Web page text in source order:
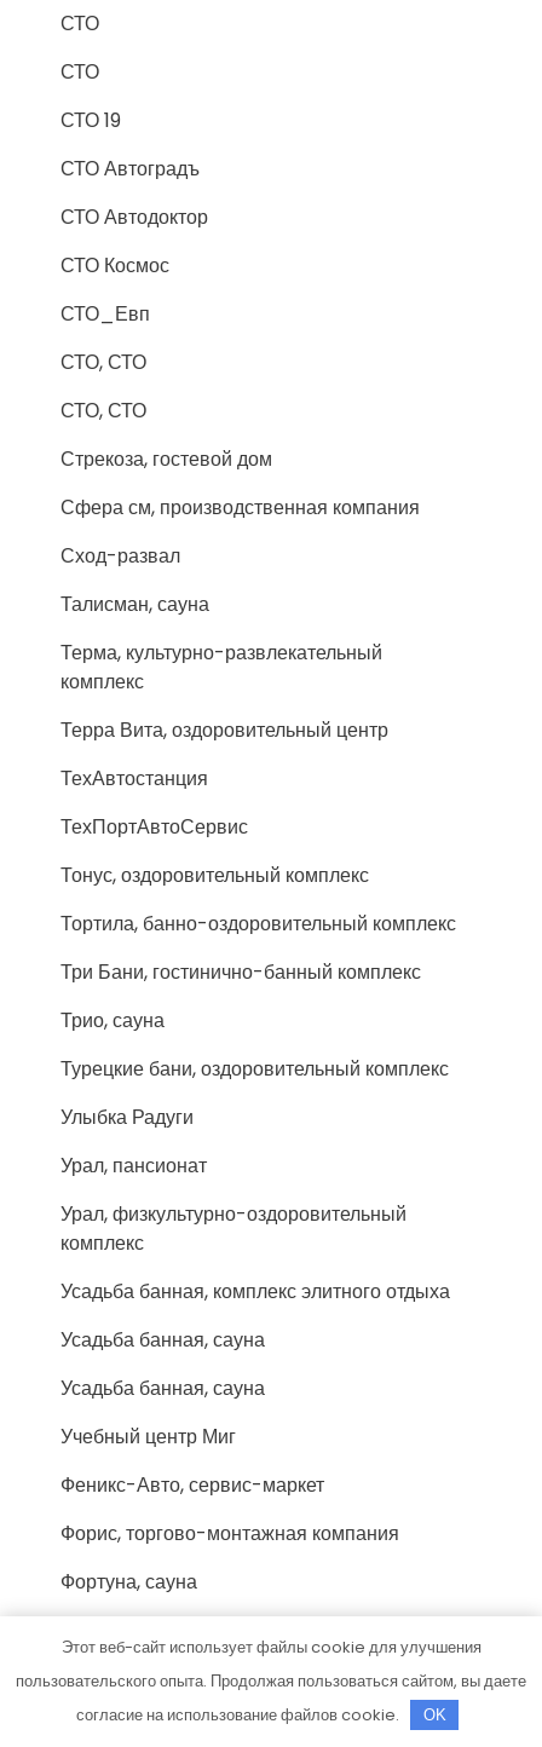
СТО
СТО
СТО 19
СТО Автоградъ
СТО Автодоктор
СТО Космос
СТО_Евп
СТО, СТО
СТО, СТО
Стрекоза, гостевой дом
Сфера см, производственная компания
Сход-развал
Талисман, сауна
Терма, культурно-развлекательный
комплекс
Терра Вита, оздоровительный центр
ТехАвтостанция
ТехПортАвтоСервис
Тонус, оздоровительный комплекс
Тортила, банно-оздоровительный комплекс
Три Бани, гостинично-банный комплекс
Трио, сауна
Турецкие бани, оздоровительный комплекс
Улыбка Радуги
Урал, пансионат
Урал, физкультурно-оздоровительный
комплекс
Усадьба банная, комплекс элитного отдыха
Усадьба банная, сауна
Усадьба банная, сауна
Учебный центр Миг
Феникс-Авто, сервис-маркет
Форис, торгово-монтажная компания
Фортуна, сауна
Хозмаркет
Хоттабыч, сауна
Этот веб-сайт использует файлы cookie для улучшения
пользовательского опыта. Продолжая пользоваться сайтом, вы даете
согласие на использование файлов cookie.
OK